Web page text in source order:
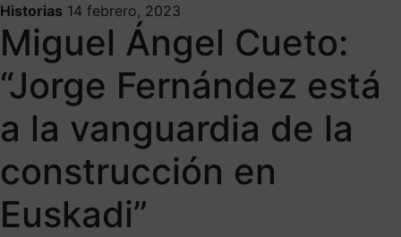
Historias 14 febrero, 2023
Miguel Ángel Cueto:
“Jorge Fernández está
a la vanguardia de la
construcción en
Euskadi”